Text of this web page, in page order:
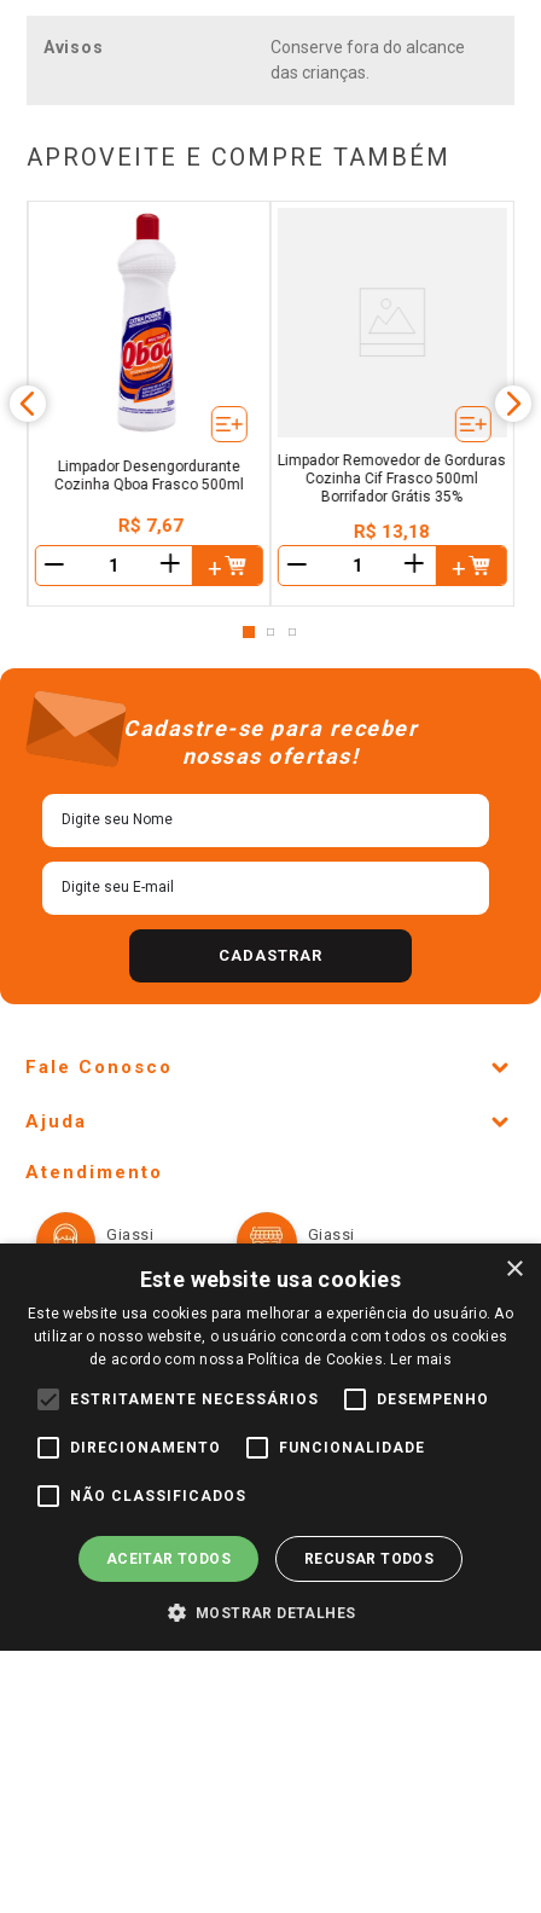
Avisos
Conserve fora do alcance
das crianças.
APROVEITE E COMPRE TAMBÉM
Limpador Desengordurante
Cozinha Qboa Frasco 500ml
R$ 7,67
＋
Limpador Removedor de Gorduras
Cozinha Cif Frasco 500ml
Borrifador Grátis 35%
R$ 13,18
＋
Cadastre-se para receber
nossas ofertas!
CADASTRAR
Fale Conosco
Lojas Físicas e Horários
Ofertas
Televendas
Notícias
Perguntas frequentes
Identidade Visual
Ajuda
Formas de Pagamento
Trocas e Devoluções
Atendimento
Giassi
Giassi
Redes Sociais
Pagamento e Segurança
×
Este website usa cookies
Este website usa cookies para melhorar a experiência do usuário. Ao
utilizar o nosso website, o usuário concorda com todos os cookies
de acordo com nossa Política de Cookies. Ler mais
ESTRITAMENTE NECESSÁRIOS DESEMPENHO
DIRECIONAMENTO FUNCIONALIDADE
NÃO CLASSIFICADOS
ACEITAR TODOS RECUSAR TODOS
MOSTRAR DETALHES